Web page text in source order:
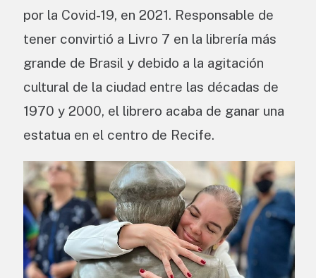
por la Covid-19, en 2021. Responsable de
tener convirtió a Livro 7 en la librería más
grande de Brasil y debido a la agitación
cultural de la ciudad entre las décadas de
1970 y 2000, el librero acaba de ganar una
estatua en el centro de Recife.